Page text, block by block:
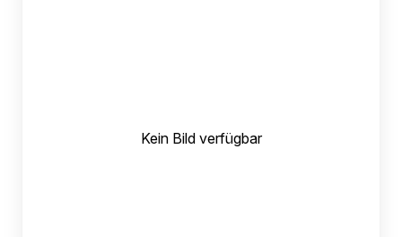
Kein Bild verfügbar